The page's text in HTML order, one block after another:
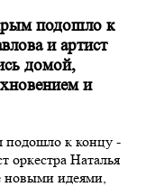
подошло к
и артист
домой,
и